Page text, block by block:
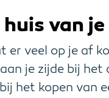
van
er veel op je af
je zijde bij het
het kopen van